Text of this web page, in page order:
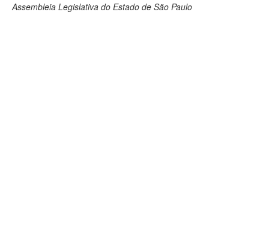
Assembleia Legislativa do Estado de São Paulo